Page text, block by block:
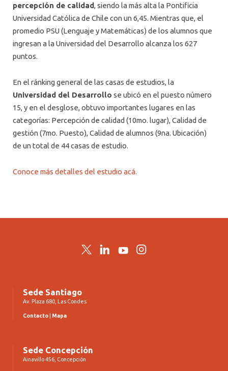
percepción de calidad, siendo la más alta la Pontificia
Universidad Católica de Chile con un 6,45. Mientras que, el
promedio PSU (Lenguaje y Matemáticas) de los alumnos que
ingresan a la Universidad del Desarrollo alcanza los 627
puntos.
En el ránking general de las casas de estudios, la
Universidad del Desarrollo se ubicó en el puesto número
15, y en el desglose, obtuvo importantes lugares en las
categorías: Percepción de calidad (10mo. lugar), Calidad de
gestión (7mo. Puesto), Calidad de alumnos (9na. Ubicación)
de un total de 44 casas de estudio.
Conoce más detalles del estudio acá.
TwitterLinkedInYouTubeInstagram
Sede Santiago
Av. Plaza 680, Las Condes
Contacto Mapa
Sede Concepción
Ainavillo 456, Concepción